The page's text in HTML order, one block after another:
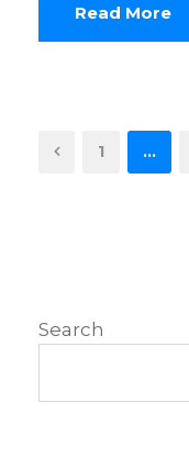
Read More
1 …
Search